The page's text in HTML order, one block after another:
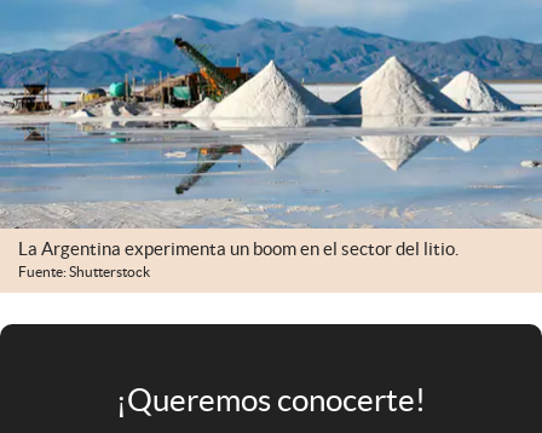
Eventos Corporativos
El Cronista Studio
Mediakit
abre en nueva pestaña
Argentina
La Argentina experimenta un boom en el sector del litio.
Fuente: Shutterstock
¡Queremos conocerte!